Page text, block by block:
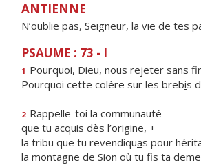
ANTIENNE
N’oublie pas, Seigneur, la vie de tes
PSAUME : 73 - I
1 Pourquoi, Dieu, nous rejeter sans
Pourquoi cette colère sur les brebis
2 Rappelle-toi la communauté
que tu acquis dès l’origine, +
la tribu que tu revendiquas pour
la montagne de Sion où tu fs ta